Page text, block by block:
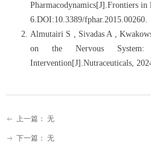
Pharmacodynamics[J].Frontiers in
6.DOI:10.3389/fphar.2015.00260.
Almutairi S , Sivadas A ,
on the Nervous System:
Intervention[J].Nutraceuticals,
ꂃ 上一篇： 无
ꁹ 下一篇： 无